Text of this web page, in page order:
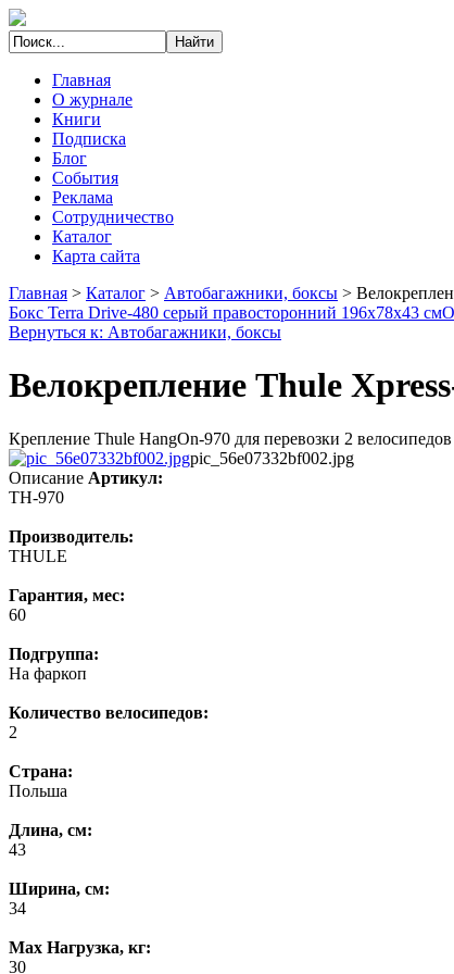
Главная
О журнале
Книги
Подписка
Блог
События
Реклама
Сотрудничество
Каталог
Карта сайта
Главная > Каталог > Автобагажники, боксы >
Бокс Terra Drive-480 серый правосторонний 196х78х43 см
Вернуться к: Автобагажники, боксы
Велокрепление Thule
Крепление Thule HangOn-970 для перевозки 2
pic_56e07332bf002.jpg
Описание Артикул:
TH-970
Производитель:
THULE
Гарантия, мес:
60
Подгруппа:
На фаркоп
Количество велосипедов:
2
Страна:
Польша
Длина, см:
43
Ширина, см:
34
Max Нагрузка, кг:
30